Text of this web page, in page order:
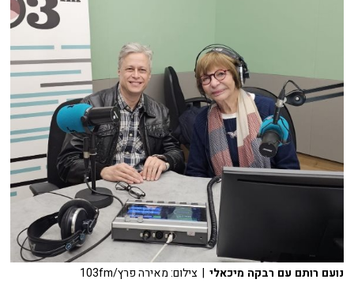
נועם רותם עם רבקה מיכאלי | צילום: מאירה פרץ/103fm